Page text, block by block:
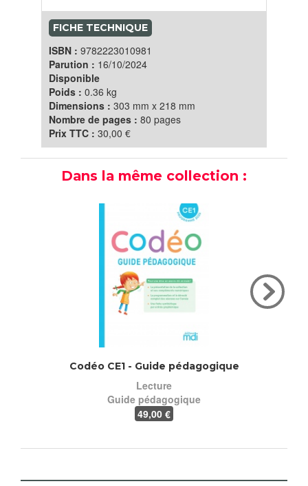
FICHE TECHNIQUE
ISBN : 9782223010981
Parution : 16/10/2024
Disponible
Poids : 0.36 kg
Dimensions : 303 mm x 218 mm
Nombre de pages : 80 pages
Prix TTC : 30,00 €
Dans la même collection :
Codéo CE1 - Guide pédagogique
Lecture
Guide pédagogique
49,00 €